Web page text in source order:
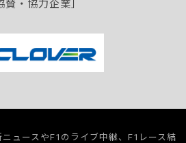
賛・協力企業］
ュースやF1のライブ中継、F1レース結